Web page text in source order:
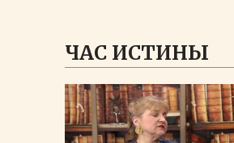
ЧАС ИСТИНЫ